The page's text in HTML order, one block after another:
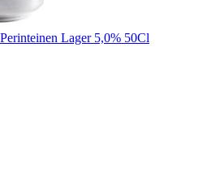
Lager 5,0% 50Cl